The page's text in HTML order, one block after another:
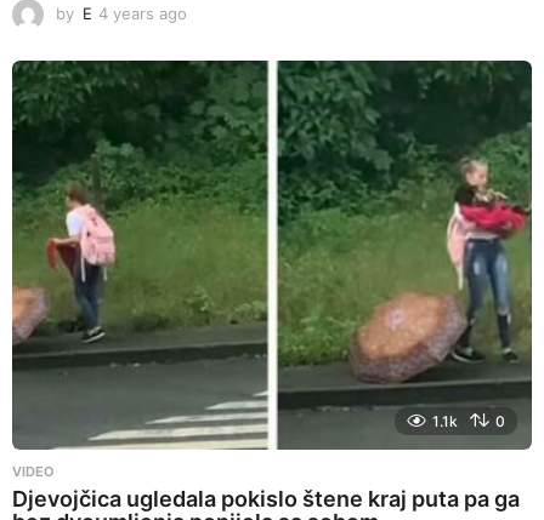
by E 4 years ago
e
r
s
a
g
o
1.1k 0
VIDEO
Djevojčica ugledala pokislo štene kraj puta pa ga